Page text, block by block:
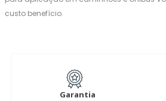
custo benefício.
Garantia